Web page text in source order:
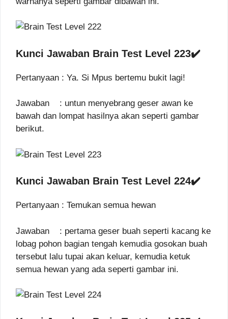
Kunci Jawaban Brain Test Level 223✔️
Pertanyaan : Ya. Si Mpus bertemu bukit lagi!
Jawaban : untun menyebrang geser awan ke
bawah dan lompat hasilnya akan seperti gambar
berikut.
Kunci Jawaban Brain Test Level 224✔️
Pertanyaan : Temukan semua hewan
Jawaban : pertama geser buah seperti kacang ke
lobag pohon bagian tengah kemudia gosokan buah
tersebut lalu tupai akan keluar, kemudia ketuk
semua hewan yang ada seperti gambar ini.